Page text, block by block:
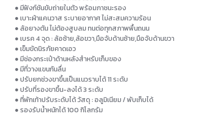
● มีฟังก์ชันขับถ่ายในตัว พร้อมภาชนะรอง
● เบาะผ้าแคนวาส ระบายอากาศ ไม่สะสมความร้อน
● ล้อยางตัน ไม่ต้องสูบลม ทนต่อทุกสภาพพื้นถนน
● เบรค 4 จุด : ล้อซ้าย,ล้อขวา,มือจับด้านซ้าย,มือจับด้านขวา
● เข็มขัดนิรภัยคาดเอว
● มีช่องกระเป๋าด้านหลังสำหรับเก็บของ
● มีที่วางแขนกันลื่น
● ปรับยกช่วงขาขึ้นเป็นแนวราบได้ 11 ระดับ
● ปรับที่รองขาขึ้น-ลงได้ 3 ระดับ
● ที่พักเท้าปรับระดับได้ วัสดุ : อลูมิเนียม / พับเก็บได้
● รองรับน้ำหนักได้ 100 กิโลกรัม